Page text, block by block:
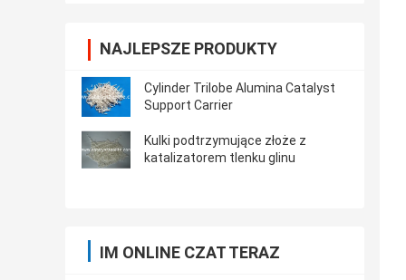
NAJLEPSZE PRODUKTY
Cylinder Trilobe Alumina Catalyst
Support Carrier
Kulki podtrzymujące złoże z
katalizatorem tlenku glinu
IM ONLINE CZAT TERAZ